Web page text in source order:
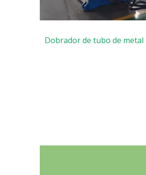
Dobrador de tubo de metal